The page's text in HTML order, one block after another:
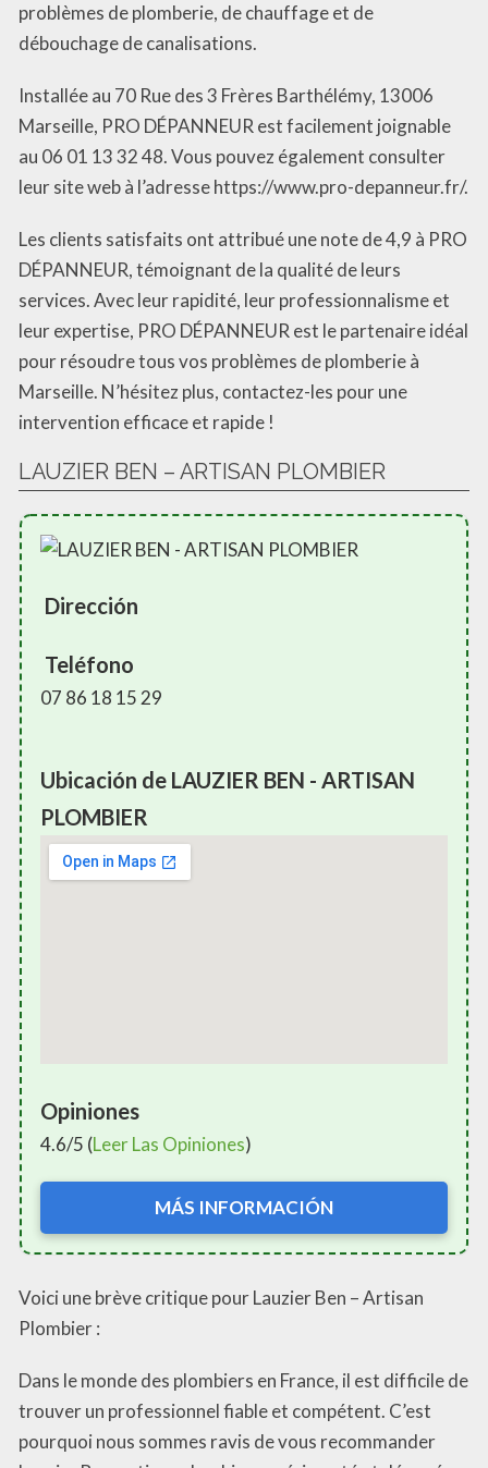
problèmes de plomberie, de chauffage et de
débouchage de canalisations.
Installée au 70 Rue des 3 Frères Barthélémy, 13006
Marseille, PRO DÉPANNEUR est facilement joignable
au 06 01 13 32 48. Vous pouvez également consulter
leur site web à l’adresse https://www.pro-depanneur.fr/.
Les clients satisfaits ont attribué une note de 4,9 à PRO
DÉPANNEUR, témoignant de la qualité de leurs
services. Avec leur rapidité, leur professionnalisme et
leur expertise, PRO DÉPANNEUR est le partenaire idéal
pour résoudre tous vos problèmes de plomberie à
Marseille. N’hésitez plus, contactez-les pour une
intervention efficace et rapide !
LAUZIER BEN – ARTISAN PLOMBIER
Dirección
Teléfono
07 86 18 15 29
Ubicación de LAUZIER BEN - ARTISAN
PLOMBIER
Opiniones
4.6/5 (Leer Las Opiniones)
MÁS INFORMACIÓN
Voici une brève critique pour Lauzier Ben – Artisan
Plombier :
Dans le monde des plombiers en France, il est difficile de
trouver un professionnel fiable et compétent. C’est
pourquoi nous sommes ravis de vous recommander